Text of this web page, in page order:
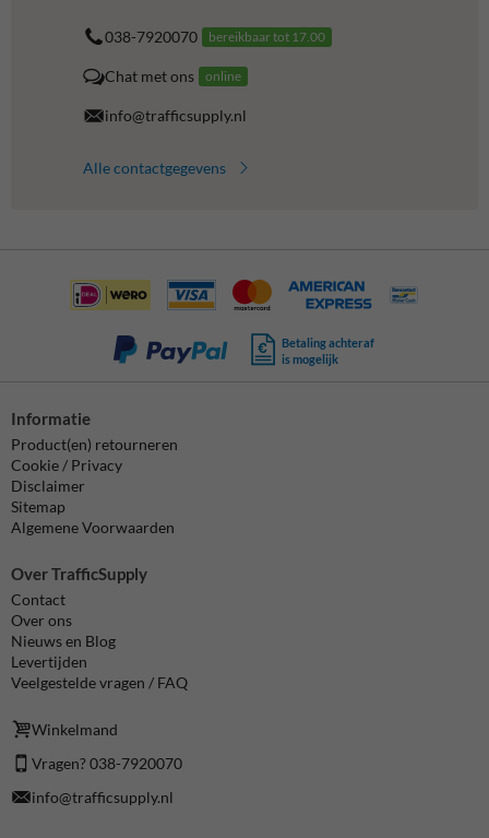
038-7920070 bereikbaar tot 17.00
Chat met ons online
info@trafficsupply.nl
Alle contactgegevens
Betaling achteraf
is mogelijk
Informatie
Product(en) retourneren
Cookie / Privacy
Disclaimer
Sitemap
Algemene Voorwaarden
Over TrafficSupply
Contact
Over ons
Nieuws en Blog
Levertijden
Veelgestelde vragen / FAQ
Winkelmand
Vragen? 038-7920070
info@trafficsupply.nl